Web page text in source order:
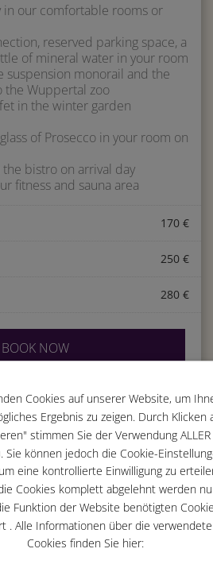
in our comfortable rooms or
reserved parking space, a
of mineral water in your room
suspension monorail and the
the Wuppertal zoo
in the winter garden
of Prosecco in your room on
bistro on arrival day
fitness and sauna area
170 €
250 €
280 €
BOOK NOW
Cookies auf unserer Website, um
Ergebnis zu zeigen. Durch Klicken
stimmen Sie der Verwendung ALLER
Sie können jedoch die Cookie-
eine kontrollierte Einwilligung zu
Cookies komplett abgelehnt werden
Funktion der Website benötigten
. Alle Informationen über die
Cookies finden Sie hier: